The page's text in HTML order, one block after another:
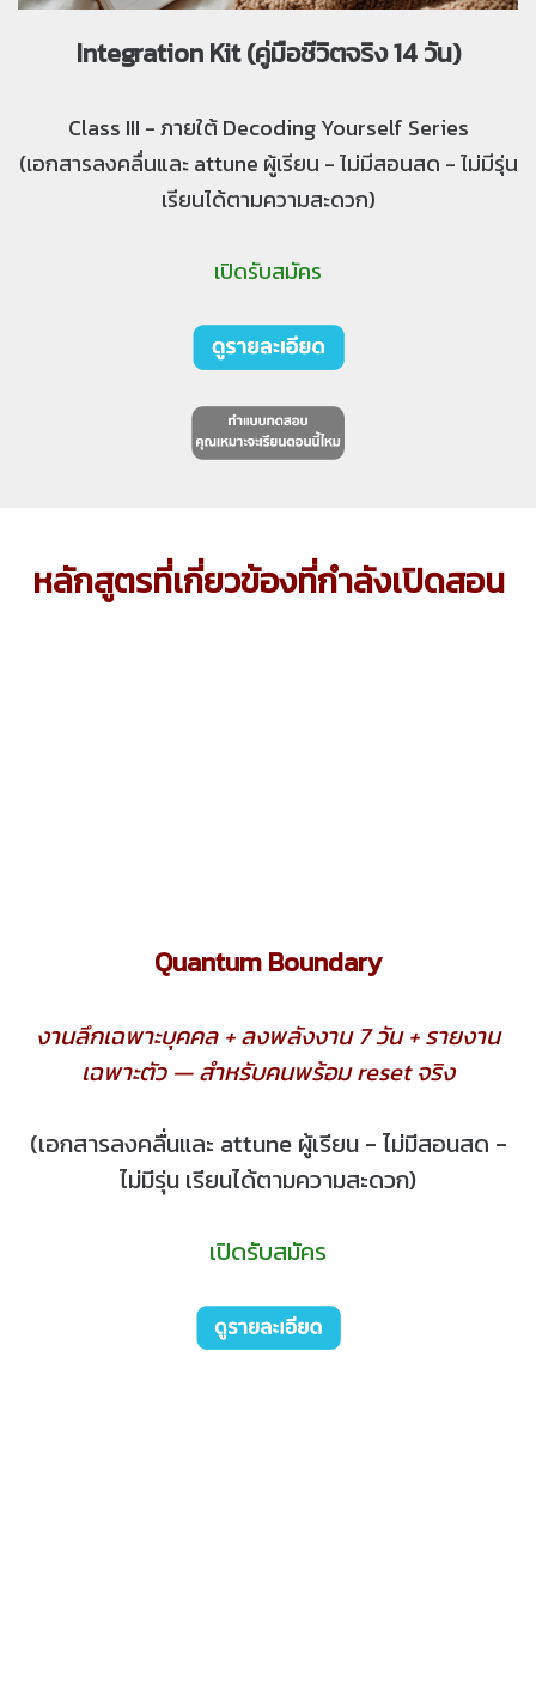
Integration Kit (คู่มือชีวิตจริง 14 วัน)
Class III - ภายใต้ Decoding Yourself Series
(เอกสารลงคลื่นและ attune ผู้เรียน - ไม่มีสอนสด - ไม่มีรุ่น
เรียนได้ตามความสะดวก)
เปิดรับสมัคร
หลักสูตรที่เกี่ยวข้องที่กำลังเปิดสอน
Quantum Boundary
งานลึกเฉพาะบุคคล + ลงพลังงาน 7 วัน + รายงาน
เฉพาะตัว — สำหรับคนพร้อม reset จริง
(เอกสารลงคลื่นและ attune ผู้เรียน - ไม่มีสอนสด -
ไม่มีรุ่น เรียนได้ตามความสะดวก)
เปิดรับสมัคร